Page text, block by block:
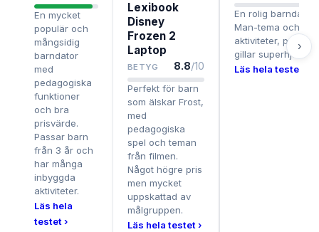
En mycket
populär och
mångsidig
barndator
med
pedagogiska
funktioner
och bra
prisvärde.
Passar barn
från 3 år och
har många
inbyggda
aktiviteter.
Läs hela
testet ›
Lexibook
Disney
Frozen 2
Laptop
BETYG 8.8/10
Perfekt för barn
som älskar Frost,
med
pedagogiska
spel och teman
från filmen.
Något högre pris
men mycket
uppskattad av
målgruppen.
Läs hela testet ›
En rolig barndator
Man-tema och
aktiviteter, perfekt
gillar superhjältar.
Läs hela testet ›
›